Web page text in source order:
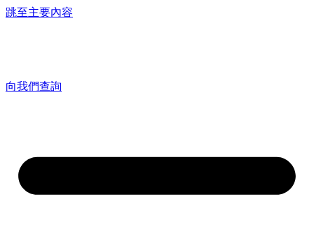
跳至主要內容
向我們查詢